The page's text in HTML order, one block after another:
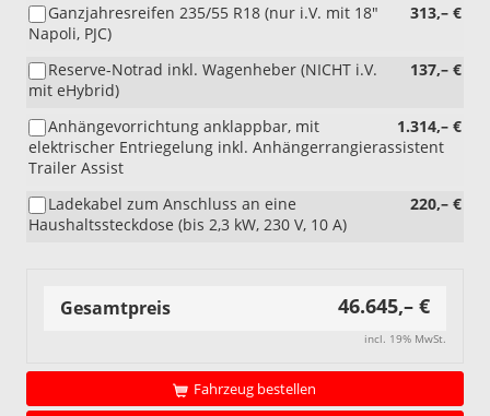
313,– €
Ganzjahresreifen 235/55 R18 (nur i.V. mit 18"
Napoli, PJC)
137,– €
Reserve-Notrad inkl. Wagenheber (NICHT i.V.
mit eHybrid)
1.314,– €
Anhängevorrichtung anklappbar, mit
elektrischer Entriegelung inkl. Anhängerrangierassistent
Trailer Assist
220,– €
Ladekabel zum Anschluss an eine
Haushaltssteckdose (bis 2,3 kW, 230 V, 10 A)
Gesamtpreis 46.645,– €
incl. 19% MwSt.
Fahrzeug bestellen